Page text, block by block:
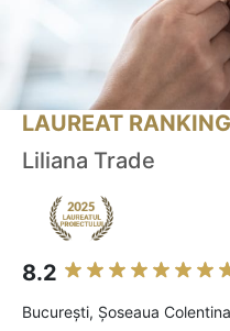
LAUREAT
Liliana Trade
8.2
Bucureşti, Șoseaua